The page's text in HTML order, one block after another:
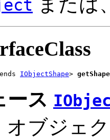
IObjectShape>
ース
オブジェ